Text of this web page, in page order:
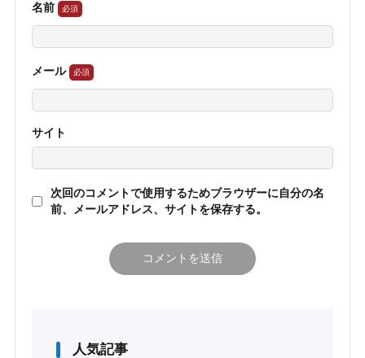
名前
メール
サイト
次回のコメントで使用するためブラウザーに自分の名
前、メールアドレス、サイトを保存する。
人気記事